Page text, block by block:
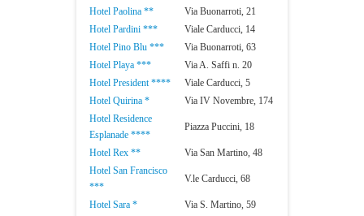
Hotel Paolina **
Via Buonarroti, 21
Hotel Pardini ***
Viale Carducci, 14
Hotel Pino Blu ***
Via Buonarroti, 63
Hotel Playa ***
Via A. Saffi n. 20
Hotel President ****
Viale Carducci, 5
Hotel Quirina *
Via IV Novembre, 174
Hotel Residence
Esplanade ****
Piazza Puccini, 18
Hotel Rex **
Via San Martino, 48
Hotel San Francisco
***
V.le Carducci, 68
Hotel Sara *
Via S. Martino, 59